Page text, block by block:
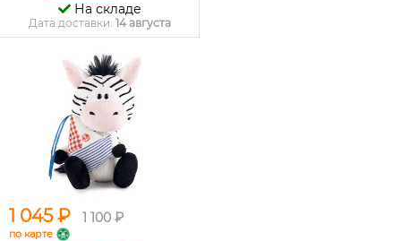
На складе
Дата доставки: 14 августа
1 045 ₽ 1 100 ₽
по карте